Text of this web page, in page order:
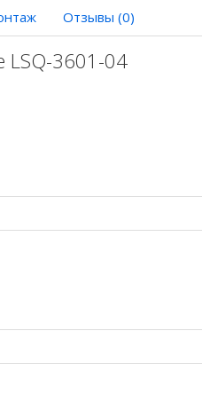
Отзывы (0)
LSQ-3601-04